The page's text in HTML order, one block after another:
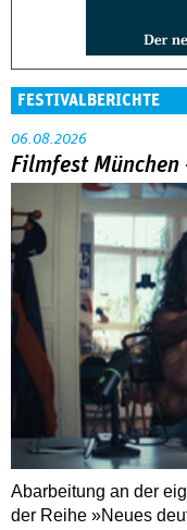
FESTIVALBERICHTE
06.08.2026
Filmfest München
Abarbeitung an der
der Reihe »Neues